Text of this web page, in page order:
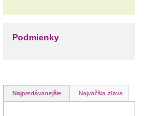
Podmienky
Najpredávanejšie Najväčšia zľava